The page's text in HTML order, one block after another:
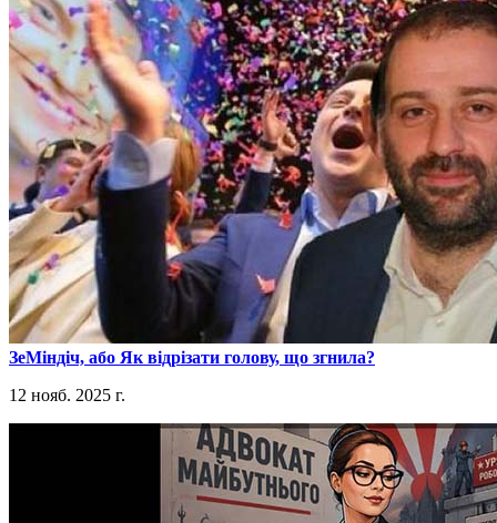
​ЗеМіндіч, або Як відрізати голову, що згнила?
12 нояб. 2025 г.